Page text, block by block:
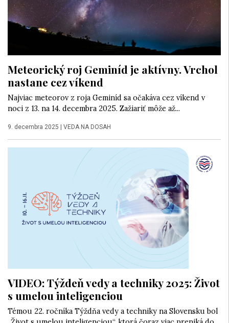
Meteorický roj Geminíd je aktívny. Vrchol
nastane cez víkend
Najviac meteorov z roja Geminíd sa očakáva cez víkend v
noci z 13. na 14. decembra 2025. Zažiariť môže až...
9. decembra 2025 VEDA NA DOSAH
VIDEO: Týždeň vedy a techniky 2025: Život
s umelou inteligenciou
Témou 22. ročníka Týždňa vedy a techniky na Slovensku bol